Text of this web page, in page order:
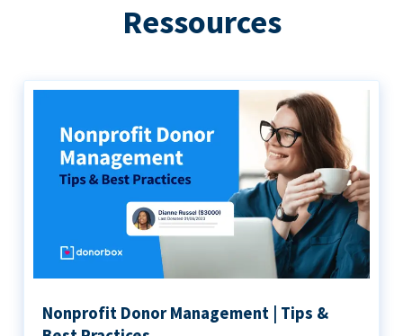
Ressources
Nonprofit Donor Management | Tips &